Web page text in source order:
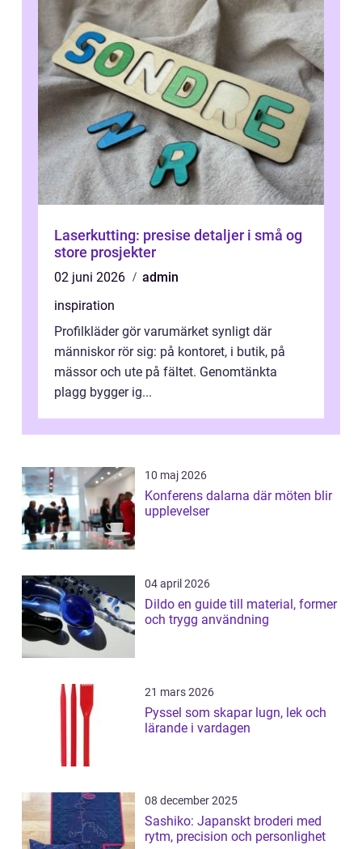
Laserkutting: presise detaljer i små og
store prosjekter
02 juni 2026
admin
inspiration
Profilkläder gör varumärket synligt där
människor rör sig: på kontoret, i butik, på
mässor och ute på fältet. Genomtänkta
plagg bygger ig...
10 maj 2026
Konferens dalarna där möten blir
upplevelser
04 april 2026
Dildo en guide till material, former
och trygg användning
21 mars 2026
Pyssel som skapar lugn, lek och
lärande i vardagen
08 december 2025
Sashiko: Japanskt broderi med
rytm, precision och personlighet